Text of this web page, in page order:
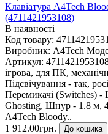
Клавіатура A4Tech
(4711421953108)
В наявності
Код товару:
Виробник: A4Tech
Артикул:
ігрова, для ПК,
Підсвічування - так,
Перемикачі (Switches)
Ghosting, Шнур - 1.8 м,
A4Tech Bloody..
1 912.00грн.
До кошика